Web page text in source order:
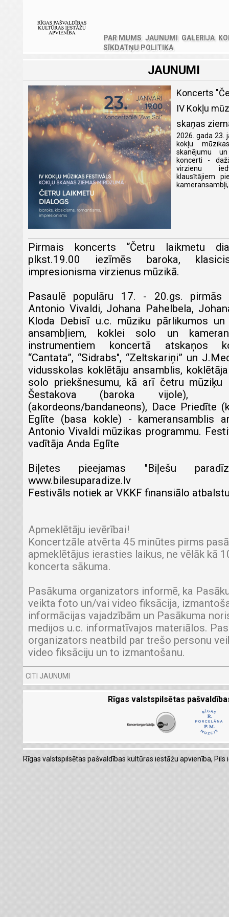
PAR MUMS JAUNUMI GALERIJA
SĪKDATŅU POLITIKA
JAUNUMI
Koncerts
IV Kokļu
skaņas
2026. gada 23.
kokļu
skanējumu
koncerti -
virzienu
klausītājiem
Pirmais koncerts “Četru laikmetu
plkst.19.00 iezīmēs baroka,
impresionisma virzienus mūzikā.
Pasaulē populāru 17. - 20.gs. pirmās
Antonio Vivaldi, Johana Pahelbela,
Kloda Debisī u.c. mūziku pārlikumos un
ansambļiem, koklei solo un
instrumentiem koncertā atskaņos
“Cantata”, “Sidrabs", “Zeltskariņi” un
vidusskolas koklētāju ansamblis,
solo priekšnesumu, kā arī četru
Šestakova (baroka vijole),
(akordeons/bandaneons), Dace Priedīte
Eglīte (basa kokle) - kameransamblis
Antonio Vivaldi mūzikas programmu.
vadītāja Anda Eglīte
Biļetes pieejamas "Biļešu
www.bilesuparadize.lv
Festivāls notiek ar VKKF finansiālo
Apmeklētāju ievērībai!
Koncertzāle atvērta 45 minūtes pirms
apmeklētājus ierasties laikus, ne vēlāk kā
koncerta sākuma.
Pasākuma organizators informē, ka
veikta foto un/vai video fiksācija,
informācijas vajadzībām un Pasākuma
medijos u.c. informatīvajos materiālos.
organizators neatbild par trešo personu
video fiksāciju un to izmantošanu.
CITI JAUNUMI
Rīgas valstspilsētas
Rīgas valstspilsētas pašvaldības kultūras iestāžu apvienība,